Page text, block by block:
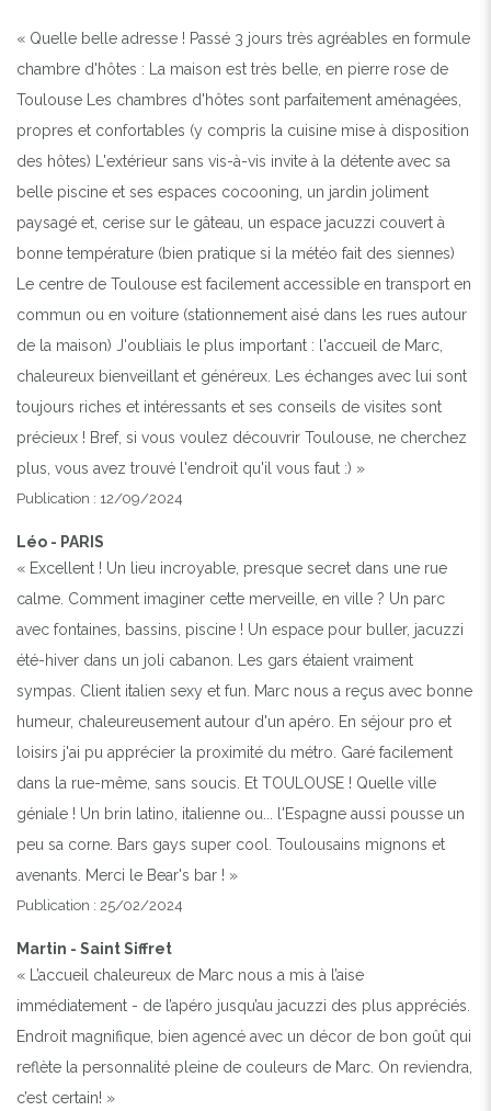
CHAMBRE D'HÔTES NATURISTE AVEC PISCINE
Previous Next
« Quelle belle adresse ! Passé 3 jours très agréables en formule
chambre d'hôtes : La maison est très belle, en pierre rose de
Toulouse Les chambres d'hôtes sont parfaitement aménagées,
propres et confortables (y compris la cuisine mise à disposition
des hôtes) L'extérieur sans vis-à-vis invite à la détente avec sa
belle piscine et ses espaces cocooning, un jardin joliment
paysagé et, cerise sur le gâteau, un espace jacuzzi couvert à
bonne température (bien pratique si la météo fait des siennes)
Le centre de Toulouse est facilement accessible en transport en
commun ou en voiture (stationnement aisé dans les rues autour
de la maison) J'oubliais le plus important : l'accueil de Marc,
chaleureux bienveillant et généreux. Les échanges avec lui sont
toujours riches et intéressants et ses conseils de visites sont
précieux ! Bref, si vous voulez découvrir Toulouse, ne cherchez
plus, vous avez trouvé l'endroit qu'il vous faut :) »
Publication : 12/09/2024
Léo - PARIS
« Excellent ! Un lieu incroyable, presque secret dans une rue
calme. Comment imaginer cette merveille, en ville ? Un parc
avec fontaines, bassins, piscine ! Un espace pour buller, jacuzzi
été-hiver dans un joli cabanon. Les gars étaient vraiment
sympas. Client italien sexy et fun. Marc nous a reçus avec bonne
humeur, chaleureusement autour d'un apéro. En séjour pro et
loisirs j'ai pu apprécier la proximité du métro. Garé facilement
dans la rue-même, sans soucis. Et TOULOUSE ! Quelle ville
géniale ! Un brin latino, italienne ou... l'Espagne aussi pousse un
peu sa corne. Bars gays super cool. Toulousains mignons et
avenants. Merci le Bear's bar ! »
Publication : 25/02/2024
Martin - Saint Siffret
« L’accueil chaleureux de Marc nous a mis à l’aise
immédiatement - de l’apéro jusqu’au jacuzzi des plus appréciés.
Endroit magnifique, bien agencé avec un décor de bon goût qui
reflète la personnalité pleine de couleurs de Marc. On reviendra,
c’est certain! »